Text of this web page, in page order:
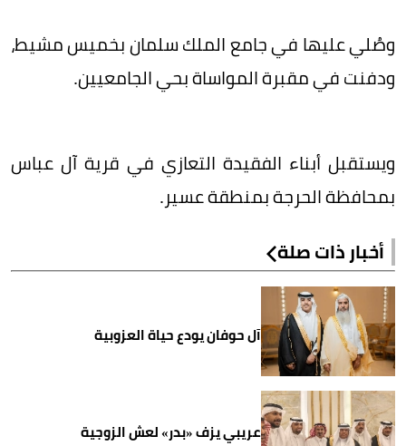
وصُلي عليها في جامع الملك سلمان بخميس مشيط،
ودفنت في مقبرة المواساة بحي الجامعيين.
ويستقبل أبناء الفقيدة التعازي في قرية آل عباس
بمحافظة الحرجة بمنطقة عسير.
أخبار ذات صلة
آل حوفان يودع حياة العزوبية
عريبي يزف «بدر» لعش الزوجية